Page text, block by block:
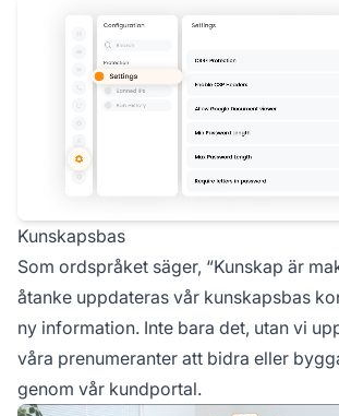
Kunskapsbas
Som ordspråket säger, “Kunskap är
åtanke uppdateras vår kunskapsbas
ny information. Inte bara det, utan vi
våra prenumeranter att bidra eller
genom vår kundportal.